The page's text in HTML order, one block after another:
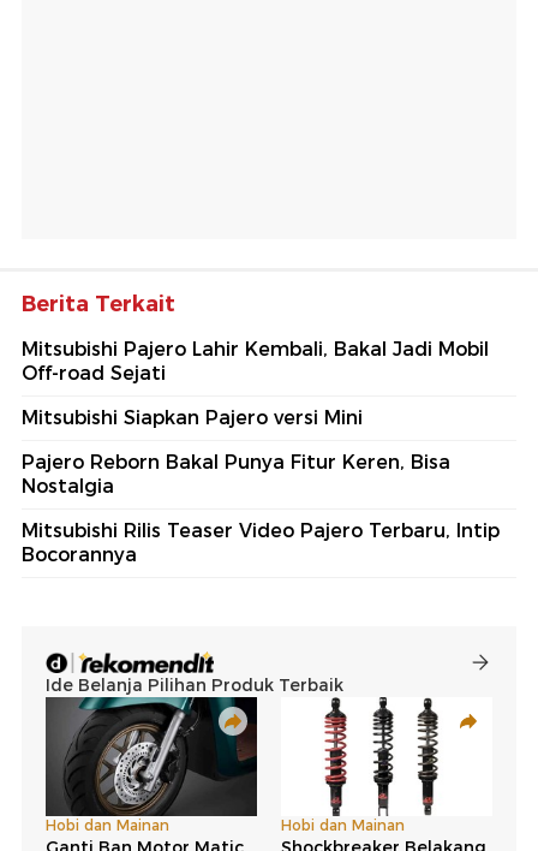
Berita Terkait
Mitsubishi Pajero Lahir Kembali, Bakal Jadi Mobil
Off-road Sejati
Mitsubishi Siapkan Pajero versi Mini
Pajero Reborn Bakal Punya Fitur Keren, Bisa
Nostalgia
Mitsubishi Rilis Teaser Video Pajero Terbaru, Intip
Bocorannya